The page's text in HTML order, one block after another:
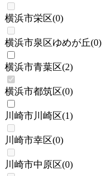
横浜市栄区(0)
横浜市泉区ゆめが丘(0)
横浜市青葉区(2)
横浜市都筑区(0)
川崎市川崎区(1)
川崎市幸区(0)
川崎市中原区(0)